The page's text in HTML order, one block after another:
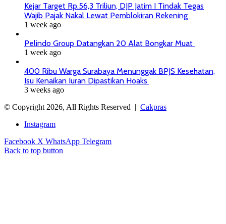
Kejar Target Rp.56,3 Triliun, DJP Jatim I Tindak Tegas
Wajib Pajak Nakal Lewat Pemblokiran Rekening
1 week ago
Pelindo Group Datangkan 20 Alat Bongkar Muat
1 week ago
400 Ribu Warga Surabaya Menunggak BPJS Kesehatan,
Isu Kenaikan Iuran Dipastikan Hoaks
3 weeks ago
© Copyright 2026, All Rights Reserved | Cakpras
Instagram
Facebook X WhatsApp Telegram
Back to top button